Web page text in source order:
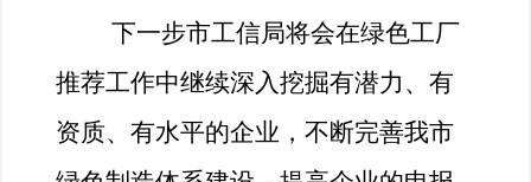
下一步市工信局将会在绿色工厂
推荐工作中继续深入挖掘有潜力、有
资质、有水平的企业，不断完善我市